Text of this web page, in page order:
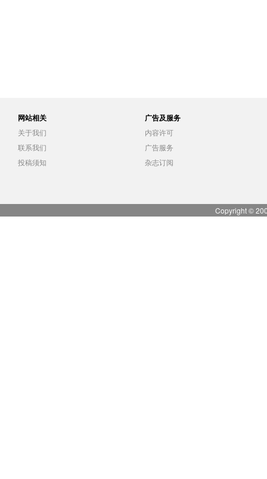
网站相关
关于我们
联系我们
投稿须知
广告及服务
内容许可
广告服务
杂志订阅
Copyright ©